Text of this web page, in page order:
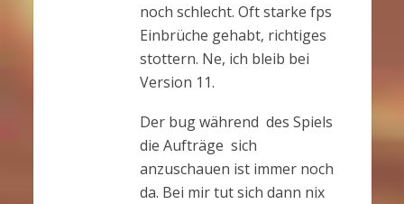
noch schlecht. Oft starke fps
Einbrüche gehabt, richtiges
stottern. Ne, ich bleib bei
Version 11.
Der bug während des Spiels
die Aufträge sich
anzuschauen ist immer noch
da. Bei mir tut sich dann nix